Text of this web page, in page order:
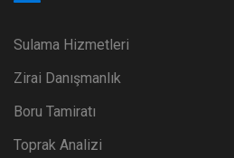
Sulama Hizmetleri
Zirai Danışmanlık
Boru Tamiratı
Toprak Analizi